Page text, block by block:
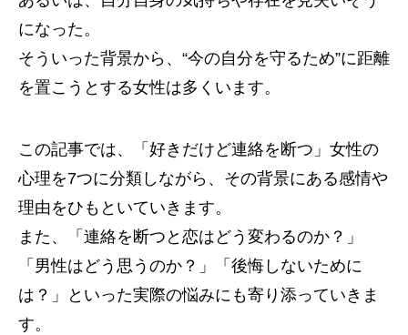
になった。
そういった背景から、“今の自分を守るため”に距離
を置こうとする女性は多くいます。
この記事では、「好きだけど連絡を断つ」女性の
心理を7つに分類しながら、その背景にある感情や
理由をひもといていきます。
また、「連絡を断つと恋はどう変わるのか？」
「男性はどう思うのか？」「後悔しないために
は？」といった実際の悩みにも寄り添っていきま
す。